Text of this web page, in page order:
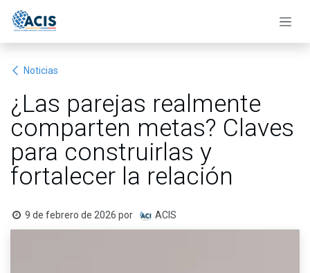
Noticias
¿Las parejas realmente
comparten metas? Claves
para construirlas y
fortalecer la relación
9 de febrero de 2026 por ACIS